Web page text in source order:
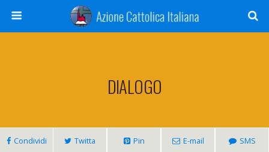
DIALOGO
Condividi Twitta Pin E-mail SMS